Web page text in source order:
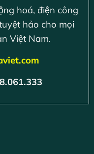
hoá, điện công
hảo cho mọi
Việt Nam.